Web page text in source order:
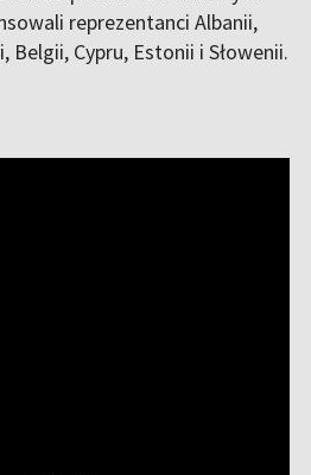
reprezentanci Albanii,
Cypru, Estonii i Słowenii.